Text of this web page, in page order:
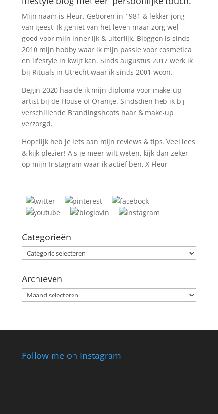
Mijn naam is Fleur. Geboren in 1981 & lekker jong
van geest. Ik geniet van het leven maar zorg wel
goed voor mijn innerlijk & uiterlijk. Bloggen is sinds
2010 mijn hobby waar ik mijn passie voor cosmetica
en lifestyle in kwijt kan. Sinds augustus 2017 werk ik
bij Rituals in Utrecht waar ik sinds 2001 woon.
Begin 2020 haalde ik mijn diploma voor make-up
artist bij de House of Orange. Sindsdien heb ik bij
verschillende Brandingshoots haar & make-up
verzorgd.
Hopelijk heb je iets aan mijn reviews & tips. Veel lees
& kijk plezier! Als je meer wilt weten, kijk dan zeker
op mijn Instagram waar ik actief ben, X Fleur
Categorieën
Categorieën
Archieven
Archieven
Follow me on Instagram